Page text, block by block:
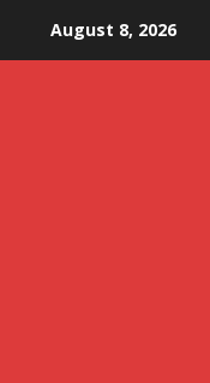
August 8, 2026